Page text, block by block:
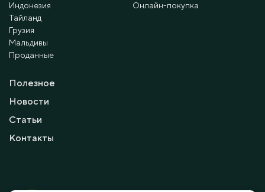
Индонезия
Тайланд
Грузия
Мальдивы
Проданные
Онлайн-покупка
Полезное
Новости
Статьи
Контакты